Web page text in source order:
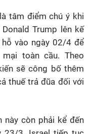
tâm điểm chú ý khi
Trump lên kế
vào ngày 02/4 để
toàn cầu. Theo
sẽ công bố thêm
thuế trả đũa đối với
này còn phải kể đến